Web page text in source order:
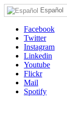
Español
Facebook
Twitter
Instagram
Linkedin
Youtube
Flickr
Mail
Spotify